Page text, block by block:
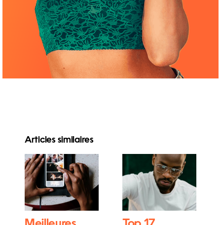
Articles similaires